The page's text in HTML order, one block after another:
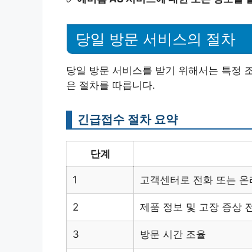
당일 방문 서비스의 절차
당일 방문 서비스를 받기 위해서는 특정
은 절차를 따릅니다.
긴급접수 절차 요약
단계
1 고객센터로 전화 또는 온
2 제품 정보 및 고장 증상
3 방문 시간 조율